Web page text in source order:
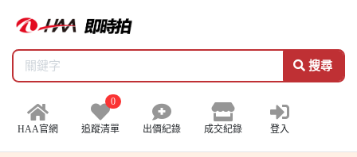
搜尋
HAA官網
0
追蹤清單 出價紀錄 成交紀錄 登入